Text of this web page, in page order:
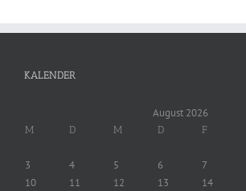
KALENDER
August 2026
M D M D F
3
4 5 6 7
10
11 12 13 14